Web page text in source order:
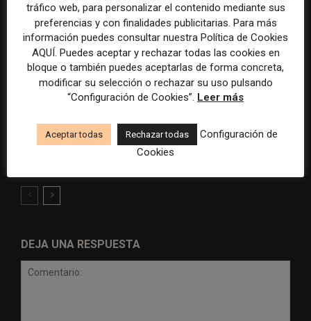
establece un sistema de
control para el uso de la
especial para la mejor
cobertura periodística del
DEJA UNA RESPUESTA
tráfico web, para personalizar el contenido mediante sus
preferencias y con finalidades publicitarias. Para más
información puedes consultar nuestra Política de Cookies
AQUÍ. Puedes aceptar y rechazar todas las cookies en
bloque o también puedes aceptarlas de forma concreta,
modificar su selección o rechazar su uso pulsando
“Configuración de Cookies”. Leer más
Aceptar todas Rechazar todas
Configuración de
Cookies